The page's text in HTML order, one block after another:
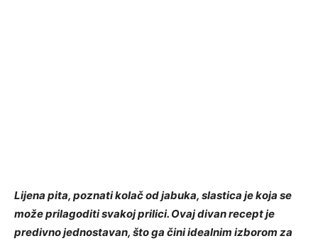
Lijena pita, poznati kolač od jabuka, slastica je koja se
može prilagoditi svakoj prilici. Ovaj divan recept je
predivno jednostavan, što ga čini idealnim izborom za